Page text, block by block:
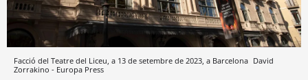
Facció del Teatre del Liceu, a 13 de setembre de 2023, a Barcelona David
Zorrakino - Europa Press